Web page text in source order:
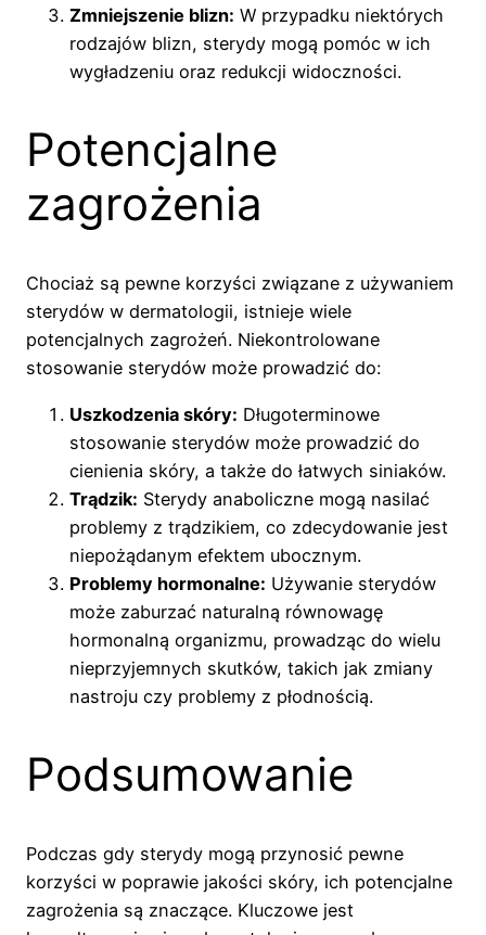
Zmniejszenie blizn: W przypadku niektórych
rodzajów blizn, sterydy mogą pomóc w ich
wygładzeniu oraz redukcji widoczności.
Potencjalne
zagrożenia
Chociaż są pewne korzyści związane z używaniem
sterydów w dermatologii, istnieje wiele
potencjalnych zagrożeń. Niekontrolowane
stosowanie sterydów może prowadzić do:
Uszkodzenia skóry: Długoterminowe
stosowanie sterydów może prowadzić do
cienienia skóry, a także do łatwych siniaków.
Trądzik: Sterydy anaboliczne mogą nasilać
problemy z trądzikiem, co zdecydowanie jest
niepożądanym efektem ubocznym.
Problemy hormonalne: Używanie sterydów
może zaburzać naturalną równowagę
hormonalną organizmu, prowadząc do wielu
nieprzyjemnych skutków, takich jak zmiany
nastroju czy problemy z płodnością.
Podsumowanie
Podczas gdy sterydy mogą przynosić pewne
korzyści w poprawie jakości skóry, ich potencjalne
zagrożenia są znaczące. Kluczowe jest